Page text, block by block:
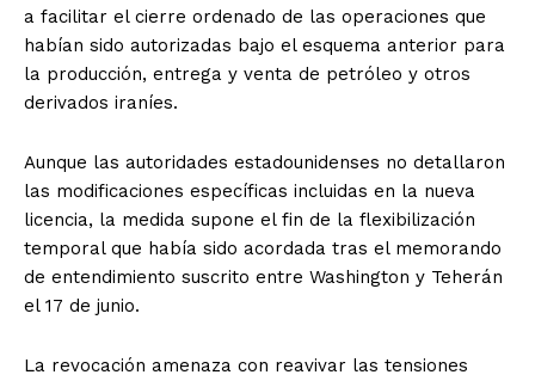
a facilitar el cierre ordenado de las operaciones que
habían sido autorizadas bajo el esquema anterior para
la producción, entrega y venta de petróleo y otros
derivados iraníes.
Aunque las autoridades estadounidenses no detallaron
las modificaciones específicas incluidas en la nueva
licencia, la medida supone el fin de la flexibilización
temporal que había sido acordada tras el memorando
de entendimiento suscrito entre Washington y Teherán
el 17 de junio.
La revocación amenaza con reavivar las tensiones